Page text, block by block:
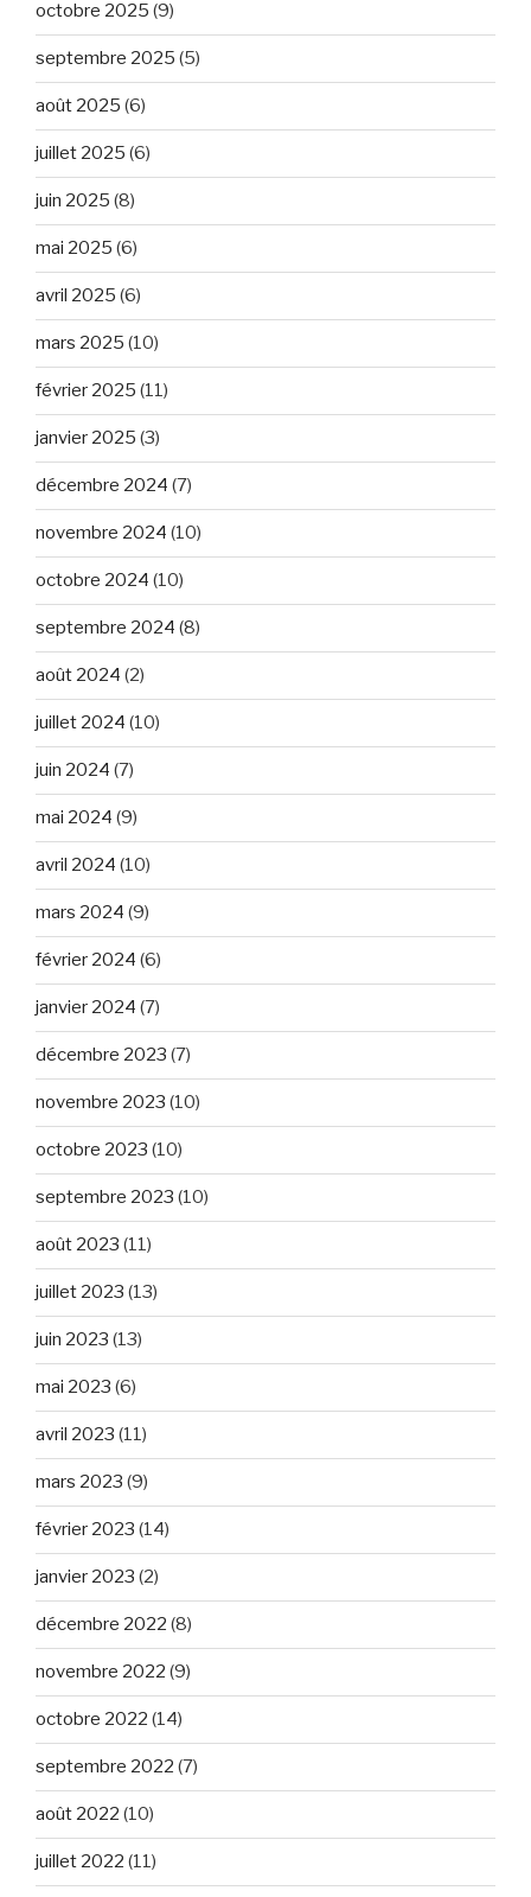
octobre 2025 (9)
septembre 2025 (5)
août 2025 (6)
juillet 2025 (6)
juin 2025 (8)
mai 2025 (6)
avril 2025 (6)
mars 2025 (10)
février 2025 (11)
janvier 2025 (3)
décembre 2024 (7)
novembre 2024 (10)
octobre 2024 (10)
septembre 2024 (8)
août 2024 (2)
juillet 2024 (10)
juin 2024 (7)
mai 2024 (9)
avril 2024 (10)
mars 2024 (9)
février 2024 (6)
janvier 2024 (7)
décembre 2023 (7)
novembre 2023 (10)
octobre 2023 (10)
septembre 2023 (10)
août 2023 (11)
juillet 2023 (13)
juin 2023 (13)
mai 2023 (6)
avril 2023 (11)
mars 2023 (9)
février 2023 (14)
janvier 2023 (2)
décembre 2022 (8)
novembre 2022 (9)
octobre 2022 (14)
septembre 2022 (7)
août 2022 (10)
juillet 2022 (11)